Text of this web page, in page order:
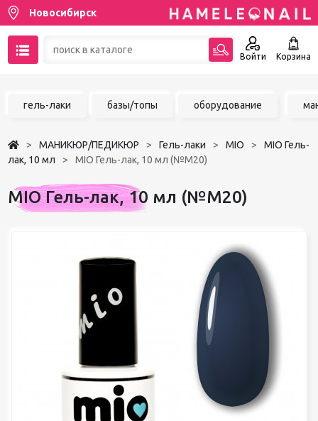
Новосибирск
Войти Корзина
Чат в MAX
Акции
гель-лаки базы/топы оборудование
МАНИКЮР/ПЕДИКЮР Гель-лаки MIO
MIO Гель-
лак, 10 мл
MIO Гель-лак, 10 мл (№М20)
MIO Гель-лак, 10 мл (№М20)